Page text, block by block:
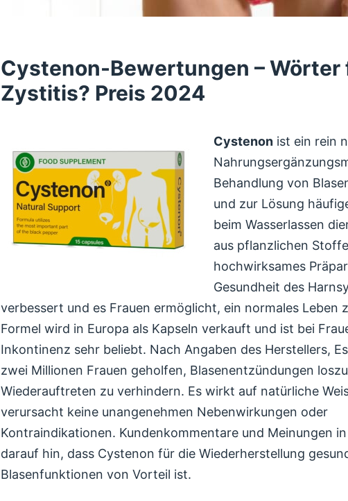
Cystenon-Bewertungen – Wörter
Zystitis? Preis 2024
Cystenonist ein rein
Behandlung von
und zur Lösung
beim Wasserlassen
aus pflanzlichen
hochwirksames
Gesundheit des
verbessert und es Frauen ermöglicht, ein normales Leben
Formel wird in Europa als Kapseln verkauft und ist bei
Inkontinenz sehr beliebt. Nach Angaben des Herstellers,
zwei Millionen Frauen geholfen, Blasenentzündungen
Wiederauftreten zu verhindern. Es wirkt auf natürliche
verursacht keine unangenehmen Nebenwirkungen oder
Kontraindikationen. Kundenkommentare und Meinungen
darauf hin, dass Cystenon für die Wiederherstellung
Blasenfunktionen von Vorteil ist.